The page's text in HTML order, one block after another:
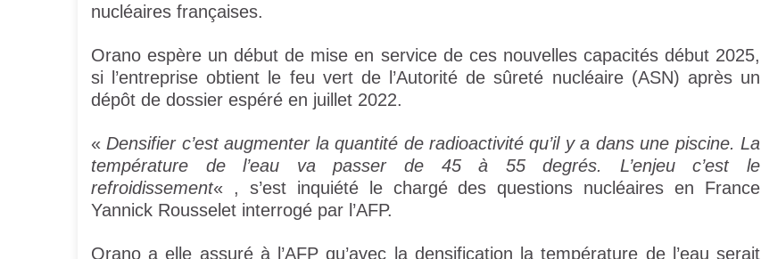
nucléaires françaises.
Orano espère un début de mise en service de ces nouvelles capacités début 2025,
si l’entreprise obtient le feu vert de l’Autorité de sûreté nucléaire (ASN) après un
dépôt de dossier espéré en juillet 2022.
« Densifier c’est augmenter la quantité de radioactivité qu’il y a dans une piscine. La
température de l’eau va passer de 45 à 55 degrés. L’enjeu c’est le
refroidissement« , s’est inquiété le chargé des questions nucléaires en France
Yannick Rousselet interrogé par l’AFP.
Orano a elle assuré à l’AFP qu’avec la densification la température de l’eau serait